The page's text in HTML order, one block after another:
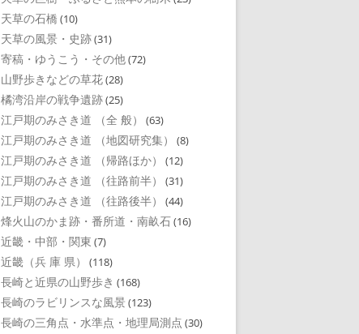
天草の石橋 (10)
天草の風景・史跡(31)
寄稿・ゆうこう・その他(72)
山野歩きなどの草花(28)
橘湾沿岸の戦争遺跡(25)
江戸期のみさき道 （全 般） (63)
江戸期のみさき道 （地図研究集） (8)
江戸期のみさき道 （帰路ほか） (12)
江戸期のみさき道 （往路前半） (31)
江戸期のみさき道 （往路後半） (44)
烽火山のかま跡・番所道・南畝石(16)
近畿・中部・関東 (7)
近畿（兵 庫 県） (118)
長崎と近県の山野歩き (168)
長崎のラビリンスな風景 (123)
長崎の三角点・水準点・地理局測点 (30)